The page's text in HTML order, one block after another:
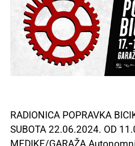
RADIONICA POPRAVKA
SUBOTA 22.06.2024. OD
MEDIKE/GARAŽA